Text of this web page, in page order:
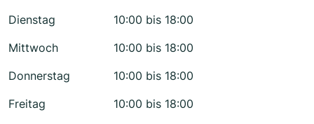
Dienstag
10:00 bis 18:00
Mittwoch
10:00 bis 18:00
Donnerstag
10:00 bis 18:00
Freitag
10:00 bis 18:00